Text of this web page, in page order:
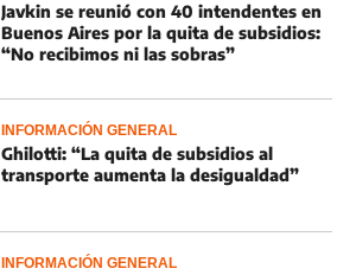
Javkin se reunió con 40 intendentes en
Buenos Aires por la quita de subsidios:
“No recibimos ni las sobras”
INFORMACIÓN GENERAL
Ghilotti: “La quita de subsidios al
transporte aumenta la desigualdad”
INFORMACIÓN GENERAL